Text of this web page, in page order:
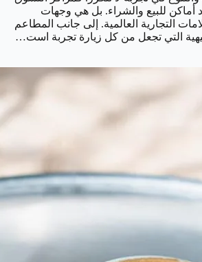
للبيع والشراء. بل هي وجهات
التجارية العالمية. إلى جانب المطاعم
التي تجعل من كل زيارة تجربة است…